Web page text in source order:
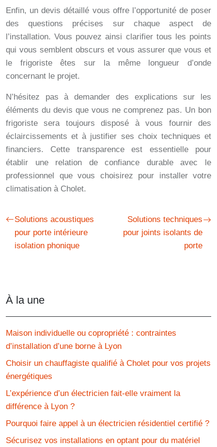
Enfin, un devis détaillé vous offre l’opportunité de poser
des questions précises sur chaque aspect de
l’installation. Vous pouvez ainsi clarifier tous les points
qui vous semblent obscurs et vous assurer que vous et
le frigoriste êtes sur la même longueur d’onde
concernant le projet.
N’hésitez pas à demander des explications sur les
éléments du devis que vous ne comprenez pas. Un bon
frigoriste sera toujours disposé à vous fournir des
éclaircissements et à justifier ses choix techniques et
financiers. Cette transparence est essentielle pour
établir une relation de confiance durable avec le
professionnel que vous choisirez pour installer votre
climatisation à Cholet.
Solutions acoustiques
pour porte intérieure
isolation phonique
Solutions techniques
pour joints isolants de
porte
À la une
Maison individuelle ou copropriété : contraintes
d’installation d’une borne à Lyon
Choisir un chauffagiste qualifié à Cholet pour vos projets
énergétiques
L’expérience d’un électricien fait-elle vraiment la
différence à Lyon ?
Pourquoi faire appel à un électricien résidentiel certifié ?
Sécurisez vos installations en optant pour du matériel